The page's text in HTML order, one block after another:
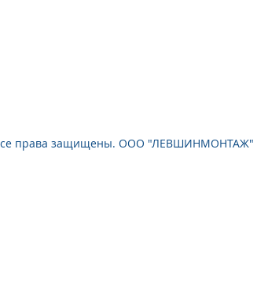
права защищены. ООО "ЛЕВШИНМОНТАЖ"